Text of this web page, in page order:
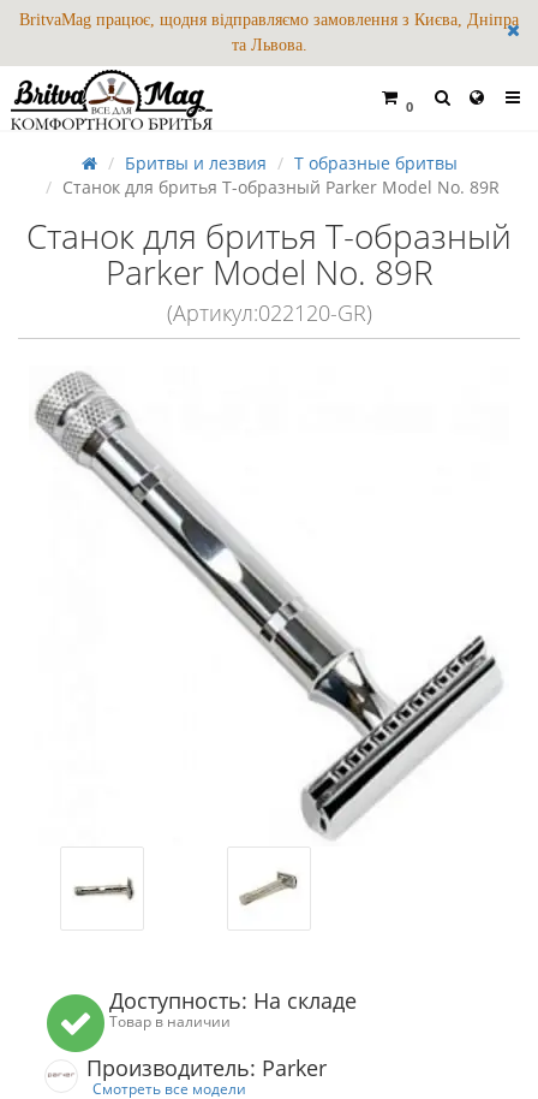
BritvaMag працює, щодня відправляємо замовлення з Києва, Дніпра
та Львова.
0
Бритвы и лезвия
Т образные бритвы
Станок для бритья Т-образный Parker Model No. 89R
Станок для бритья Т-образный
Parker Model No. 89R
(Артикул:022120-GR)
Доступность: На складе
Товар в наличии
Производитель: Parker
Смотреть все модели